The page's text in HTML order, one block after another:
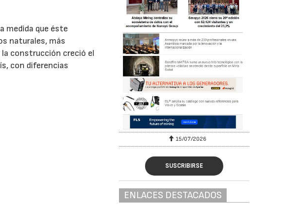
medida que éste
naturales, más
construcción creció el
con diferencias
15/07/2026
SUSCRIBIRSE
ENLACES DESTACADOS